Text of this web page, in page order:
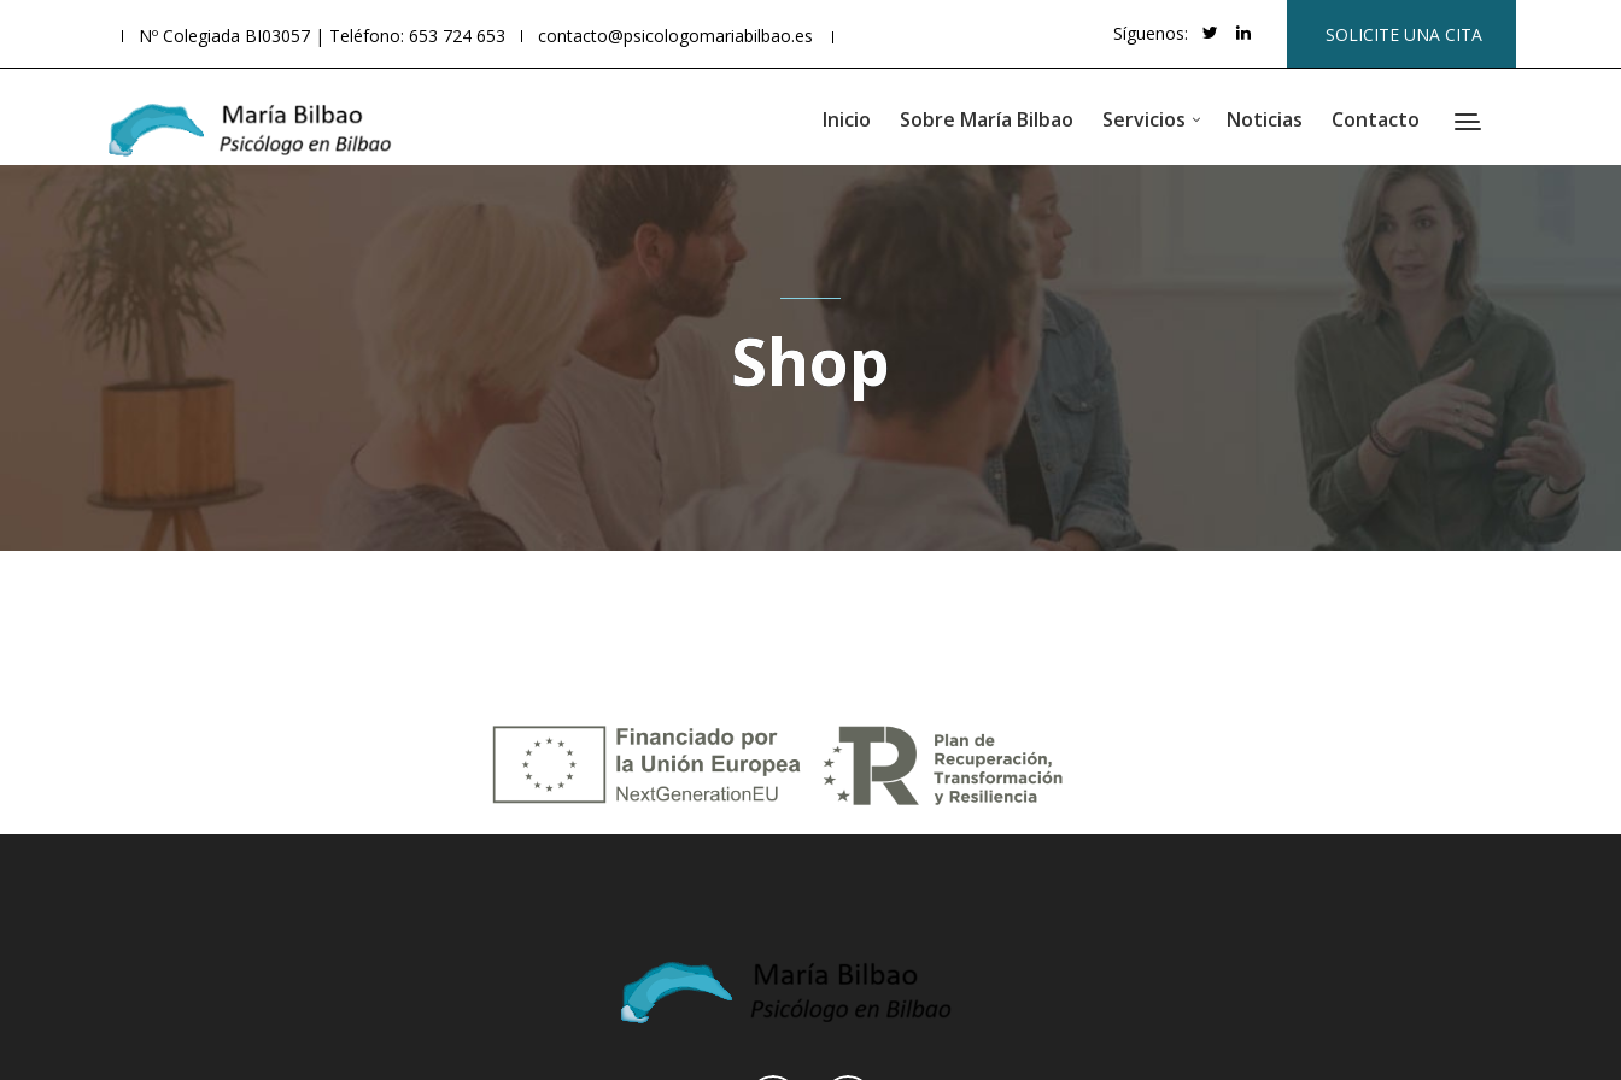
Nº Colegiada BI03057 | Teléfono: 653 724 653 contacto@psicologomariabilbao.es SOLICITE UNA CITA
Síguenos:
Inicio Sobre María Bilbao Servicios Noticias Contacto
Shop